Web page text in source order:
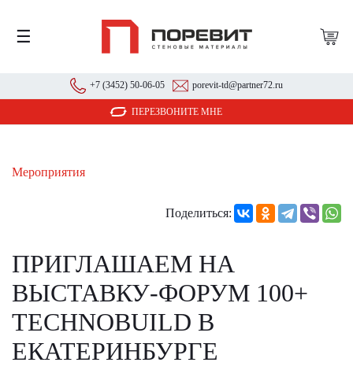
☰
+7 (3452) 50-06-05 porevit-td@partner72.ru
ПЕРЕЗВОНИТЕ МНЕ
Мероприятия
Поделиться:
ПРИГЛАШАЕМ НА
ВЫСТАВКУ-ФОРУМ 100+
TECHNOBUILD В
ЕКАТЕРИНБУРГЕ